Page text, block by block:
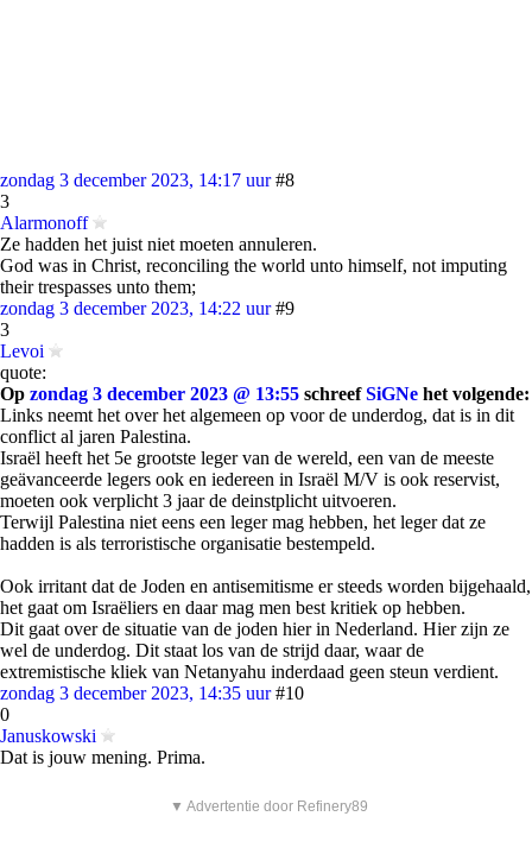
zondag 3 december 2023, 14:17 uur #8
3
Alarmonoff
Ze hadden het juist niet moeten annuleren.
God was in Christ, reconciling the world unto himself, not imputing
their trespasses unto them;
zondag 3 december 2023, 14:22 uur #9
3
Levoi
quote:
Op zondag 3 december 2023 @ 13:55 schreefSiGNe het volgende:
Links neemt het over het algemeen op voor de underdog, dat is in dit
conflict al jaren Palestina.
Israël heeft het 5e grootste leger van de wereld, een van de meeste
geävanceerde legers ook en iedereen in Israël M/V is ook reservist,
moeten ook verplicht 3 jaar de deinstplicht uitvoeren.
Terwijl Palestina niet eens een leger mag hebben, het leger dat ze
hadden is als terroristische organisatie bestempeld.
Ook irritant dat de Joden en antisemitisme er steeds worden bijgehaald,
het gaat om Israëliers en daar mag men best kritiek op hebben.
Dit gaat over de situatie van de joden hier in Nederland. Hier zijn ze
wel de underdog. Dit staat los van de strijd daar, waar de
extremistische kliek van Netanyahu inderdaad geen steun verdient.
zondag 3 december 2023, 14:35 uur #10
0
Januskowski
Dat is jouw mening. Prima.
▼ Advertentie door Refinery89